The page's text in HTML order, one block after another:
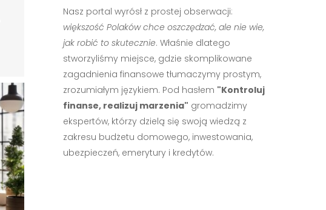
Nasz portal wyrósł z prostej obserwacji:
większość Polaków chce oszczędzać, ale nie wie,
jak robić to skutecznie. Właśnie dlatego
stworzyliśmy miejsce, gdzie skomplikowane
zagadnienia finansowe tłumaczymy prostym,
zrozumiałym językiem. Pod hasłem "Kontroluj
finanse, realizuj marzenia" gromadzimy
ekspertów, którzy dzielą się swoją wiedzą z
zakresu budżetu domowego, inwestowania,
ubezpieczeń, emerytury i kredytów.